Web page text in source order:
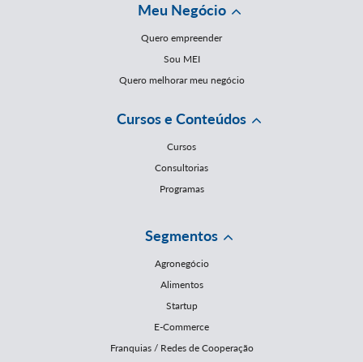
Meu Negócio
Quero empreender
Sou MEI
Quero melhorar meu negócio
Cursos e Conteúdos
Cursos
Consultorias
Programas
Segmentos
Agronegócio
Alimentos
Startup
E-Commerce
Franquias / Redes de Cooperação